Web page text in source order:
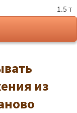
1.5 т
из